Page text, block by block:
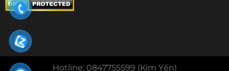
Hotline: 0847755599 (Kim Yến)